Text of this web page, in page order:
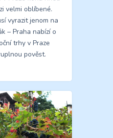
velmi oblíbené.
vyrazit jenom na
– Praha nabízí o
trhy v Praze
pověst.